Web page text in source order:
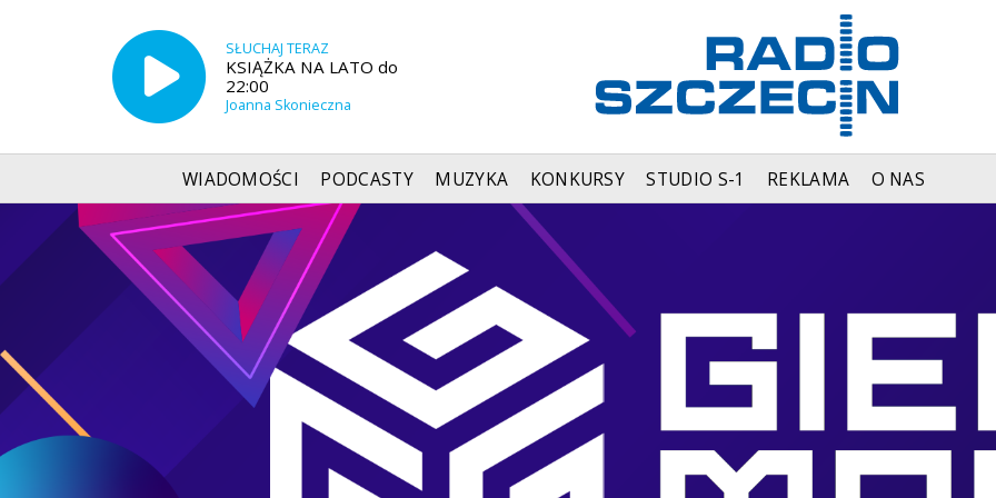
SŁUCHAJ TERAZ
KSIĄŻKA NA LATO do
22:00
Joanna Skonieczna
WIADOMOŚCI PODCASTY MUZYKA KONKURSY STUDIO S-1 REKLAMA O NAS